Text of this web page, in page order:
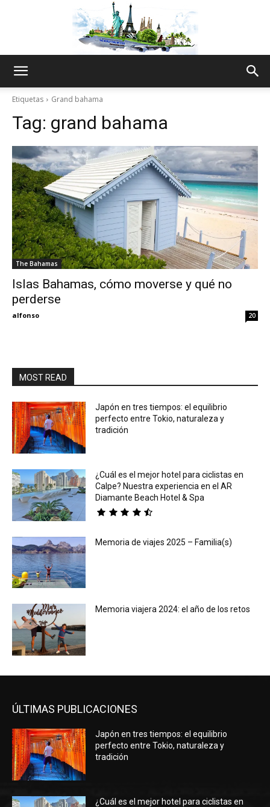
Thru
My
Etiquetas Grand bahama
Tag: grand bahama
The Bahamas
Islas Bahamas, cómo moverse y qué no
perderse
alfonso 20
MOST READ
Japón en tres tiempos: el equilibrio
perfecto entre Tokio, naturaleza y
tradición
¿Cuál es el mejor hotel para ciclistas en
Calpe? Nuestra experiencia en el AR
Diamante Beach Hotel & Spa
Memoria de viajes 2025 – Familia(s)
Memoria viajera 2024: el año de los retos
ÚLTIMAS PUBLICACIONES
Japón en tres tiempos: el equilibrio
perfecto entre Tokio, naturaleza y
tradición
¿Cuál es el mejor hotel para ciclistas en